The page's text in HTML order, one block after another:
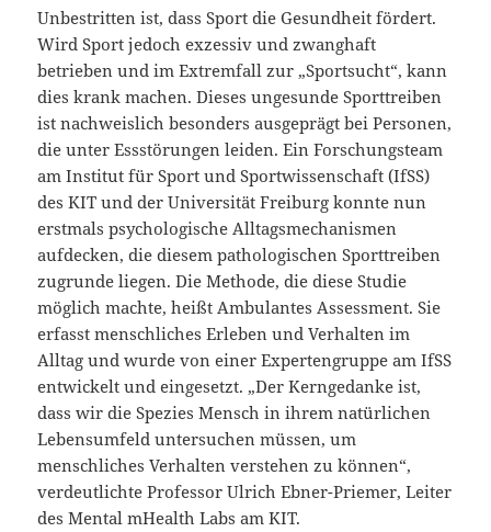
Unbestritten ist, dass Sport die Gesundheit fördert.
Wird Sport jedoch exzessiv und zwanghaft
betrieben und im Extremfall zur „Sportsucht“, kann
dies krank machen. Dieses ungesunde Sporttreiben
ist nachweislich besonders ausgeprägt bei Personen,
die unter Essstörungen leiden. Ein Forschungsteam
am Institut für Sport und Sportwissenschaft (IfSS)
des KIT und der Universität Freiburg konnte nun
erstmals psychologische Alltagsmechanismen
aufdecken, die diesem pathologischen Sporttreiben
zugrunde liegen. Die Methode, die diese Studie
möglich machte, heißt Ambulantes Assessment. Sie
erfasst menschliches Erleben und Verhalten im
Alltag und wurde von einer Expertengruppe am IfSS
entwickelt und eingesetzt. „Der Kerngedanke ist,
dass wir die Spezies Mensch in ihrem natürlichen
Lebensumfeld untersuchen müssen, um
menschliches Verhalten verstehen zu können“,
verdeutlichte Professor Ulrich Ebner-Priemer, Leiter
des Mental mHealth Labs am KIT.